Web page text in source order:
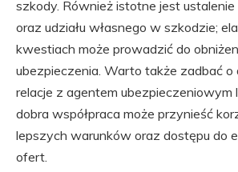
szkody. Również istotne jest ustalenie
oraz udziału własnego w szkodzie;
kwestiach może prowadzić do
ubezpieczenia. Warto także zadbać o
relacje z agentem ubezpieczeniowym
dobra współpraca może przynieść
lepszych warunków oraz dostępu do
ofert.